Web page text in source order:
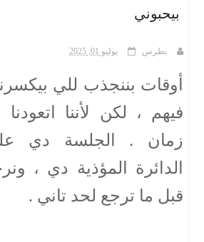
بيحبوني
بطرس يوليو 01, 2025
أوقات بننجذب للي
فيهم ، لكن لأننا
زمان . الجلسة دي
الدائرة المؤذية دي ،
قبل ما ترجع لحد تاني .